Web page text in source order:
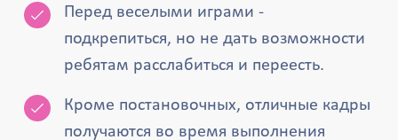
Перед веселыми играми -
подкрепиться, но не дать возможности
ребятам расслабиться и переесть.
Кроме постановочных, отличные кадры
получаются во время выполнения